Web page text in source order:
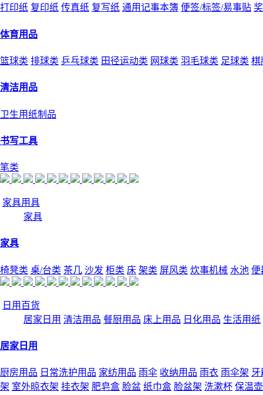
打印纸 复印纸 传真纸 复写纸 通用记事本簿 便签/标签/易事贴
体育用品
篮球类 排球类 乒乓球类 田径运动类 网球类 羽毛球类 足球类 棋
清洁用品
卫生用纸制品
书写工具
笔类
家具用具
家具
家具
椅凳类 桌/台类 茶几 沙发 柜类 床 架类 屏风类 炊事机械 水池 便
日用百货
居家日用 清洁用品 餐厨用品 床上用品 日化用品 生活用纸
居家日用
厨房用品 日常洗护用品 家纺用品 雨伞 收纳用品 雨衣 雨伞架 牙
架 室外晾衣架 挂衣架 肥皂盒 脸盆 纸巾盒 脸盆架 洗漱杯 保温